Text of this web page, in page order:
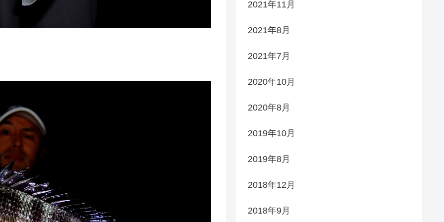
2021年11月
2021年8月
2021年7月
2020年10月
2020年8月
2019年10月
2019年8月
2018年12月
2018年9月